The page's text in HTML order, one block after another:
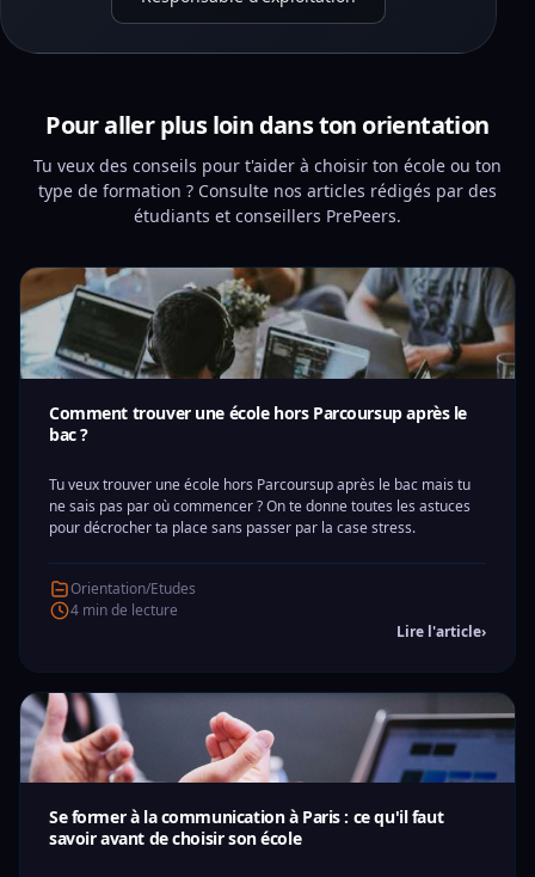
Pour aller plus loin dans ton orientation
Tu veux des conseils pour t'aider à choisir ton école ou ton
type de formation ? Consulte nos articles rédigés par des
étudiants et conseillers PrePeers.
Comment trouver une école hors Parcoursup après le
bac ?
Tu veux trouver une école hors Parcoursup après le bac mais tu
ne sais pas par où commencer ? On te donne toutes les astuces
pour décrocher ta place sans passer par la case stress.
Orientation/Etudes
4 min de lecture
Lire l'article›
Se former à la communication à Paris : ce qu'il faut
savoir avant de choisir son école